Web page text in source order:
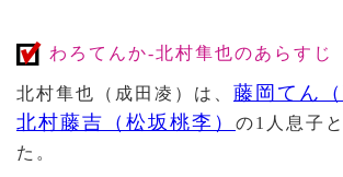
わろてんか-北村隼也のあらすじ
北村隼也（成田凌）は、 藤岡てん
北村藤吉（松坂桃李） の1人息子
た。